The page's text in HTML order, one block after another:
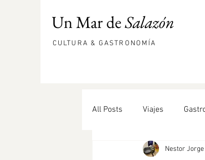
Un Mar deSalazón
CULTURA & GASTRONOMÍA
All Posts Viajes
hueva de mújol Nestor